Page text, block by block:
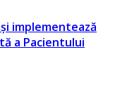
implementează
a Pacientului